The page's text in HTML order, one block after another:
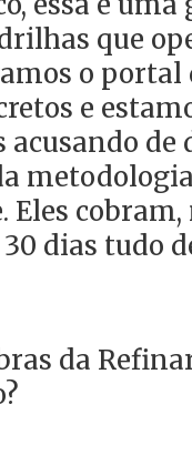
que
o
e
acusando
dias tudo
da